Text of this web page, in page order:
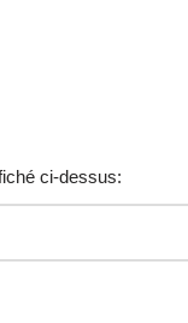
ci-dessus: